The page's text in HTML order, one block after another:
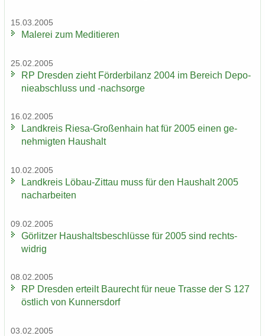
15.03.2005
Ma­le­rei zum Me­di­tie­ren
25.02.2005
RP Dres­den zieht För­der­bi­lanz 2004 im Be­reich De­po­
nie­ab­schluss und -​nachsorge
16.02.2005
Land­kreis Riesa-​Großenhain hat für 2005 einen ge­
neh­mig­ten Haus­halt
10.02.2005
Land­kreis Löbau-​Zittau muss für den Haus­halt 2005
nach­ar­bei­ten
09.02.2005
Gör­lit­zer Haus­halts­be­schlüs­se für 2005 sind rechts­
wid­rig
08.02.2005
RP Dres­den er­teilt Bau­recht für neue Tras­se der S 127
öst­lich von Kun­ners­dorf
03.02.2005